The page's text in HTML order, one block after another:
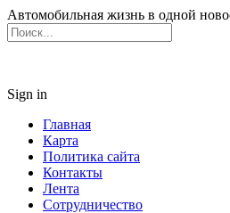
Автомобильная жизнь в одной
Sign in
Главная
Карта
Политика сайта
Контакты
Лента
Сотрудничество